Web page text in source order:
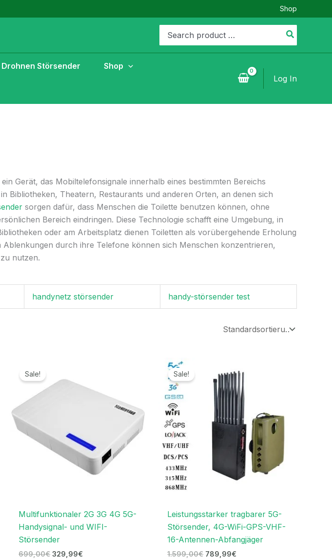
Shop
for:
Drohnen Störsender Shop
Log In
Gerät, das Mobiltelefonsignale innerhalb eines bestimmten Bereichs
Bibliotheken, Theatern, Restaurants und anderen Orten, an denen sich
sorgen dafür, dass Menschen die Toilette benutzen können, ohne
Bereich eindringen. Diese Technologie schafft eine Umgebung, in
oder am Arbeitsplatz dienen Toiletten als vorübergehende Erholung
durch ihre Telefone können sich Menschen konzentrieren,
nutzen.
handynetz störsender handy-störsender test
Sale!
Multifunktionaler 2G 3G 4G 5G-
Handysignal- und WIFI-
Störsender
699,00€
war:
699,00€
329,99€
329,99€.
Sale!
Leistungsstarker tragbarer 5G-
Störsender, 4G-WiFi-GPS-VHF-
16-Antennen-Abfangjäger
1.599,00€
war:
1.599,00€
789,99€
Preis
ist:
789,99€.